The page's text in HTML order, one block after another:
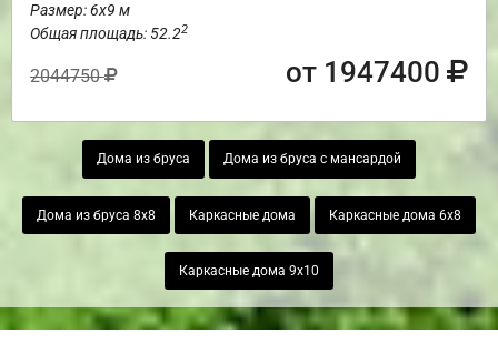
Размер: 6х9 м
Общая площадь: 52.22
2044750 от 1947400
Дома из бруса Дома из бруса с мансардой
Дома из бруса 8х8 Каркасные дома Каркасные дома 6х8
Каркасные дома 9х10